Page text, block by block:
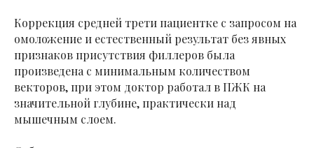
Коррекция средней трети пациентке с запросом на
омоложение и естественный результат без явных
признаков присутствия филлеров была
произведена с минимальным количеством
векторов, при этом доктор работал в ПЖК на
значительной глубине, практически над
мышечным слоем.